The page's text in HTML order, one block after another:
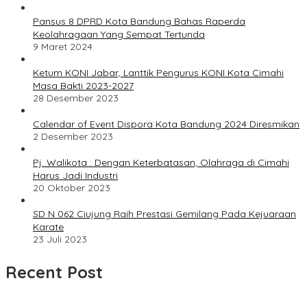
Pansus 8 DPRD Kota Bandung Bahas Raperda
Keolahragaan Yang Sempat Tertunda
9 Maret 2024
Ketum KONI Jabar, Lanttik Pengurus KONI Kota Cimahi
Masa Bakti 2023-2027
28 Desember 2023
Calendar of Event Dispora Kota Bandung 2024 Diresmikan
2 Desember 2023
Pj. Walikota : Dengan Keterbatasan, Olahraga di Cimahi
Harus Jadi Industri
20 Oktober 2023
SD N 062 Ciujung Raih Prestasi Gemilang Pada Kejuaraan
Karate
23 Juli 2023
Recent Post